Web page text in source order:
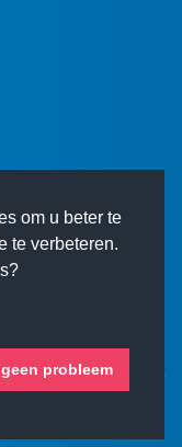
om u beter te
te verbeteren.
probleem
ons op via één van